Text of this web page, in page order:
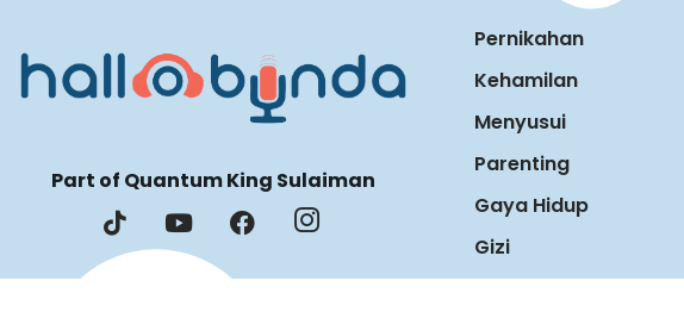
Part of Quantum King Sulaiman
Pernikahan
Kehamilan
Menyusui
Parenting
Gaya Hidup
Gizi